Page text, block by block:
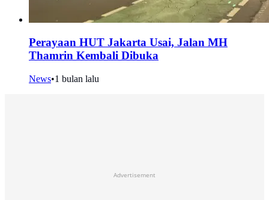
Perayaan HUT Jakarta Usai, Jalan MH
Thamrin Kembali Dibuka
News•1 bulan lalu
Advertisement